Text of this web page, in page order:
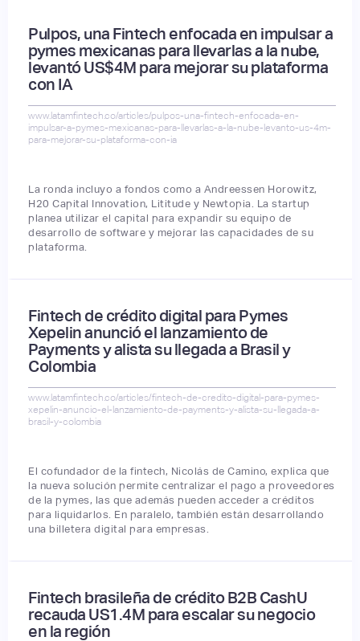
Pulpos, una Fintech enfocada en impulsar a
pymes mexicanas para llevarlas a la nube,
levantó US$4M para mejorar su plataforma
con IA
www.latamfintech.co/articles/pulpos-una-fintech-enfocada-en-
impulsar-a-pymes-mexicanas-para-llevarlas-a-la-nube-levanto-us-4m-
para-mejorar-su-plataforma-con-ia
La ronda incluyo a fondos como a Andreessen Horowitz,
H20 Capital Innovation, Lititude y Newtopia. La startup
planea utilizar el capital para expandir su equipo de
desarrollo de software y mejorar las capacidades de su
plataforma.
Fintech de crédito digital para Pymes
Xepelin anunció el lanzamiento de
Payments y alista su llegada a Brasil y
Colombia
www.latamfintech.co/articles/fintech-de-credito-digital-para-pymes-
xepelin-anuncio-el-lanzamiento-de-payments-y-alista-su-llegada-a-
brasil-y-colombia
El cofundador de la fintech, Nicolás de Camino, explica que
la nueva solución permite centralizar el pago a proveedores
de la pymes, las que además pueden acceder a créditos
para liquidarlos. En paralelo, también están desarrollando
una billetera digital para empresas.
Fintech brasileña de crédito B2B CashU
recauda US1.4M para escalar su negocio
en la región